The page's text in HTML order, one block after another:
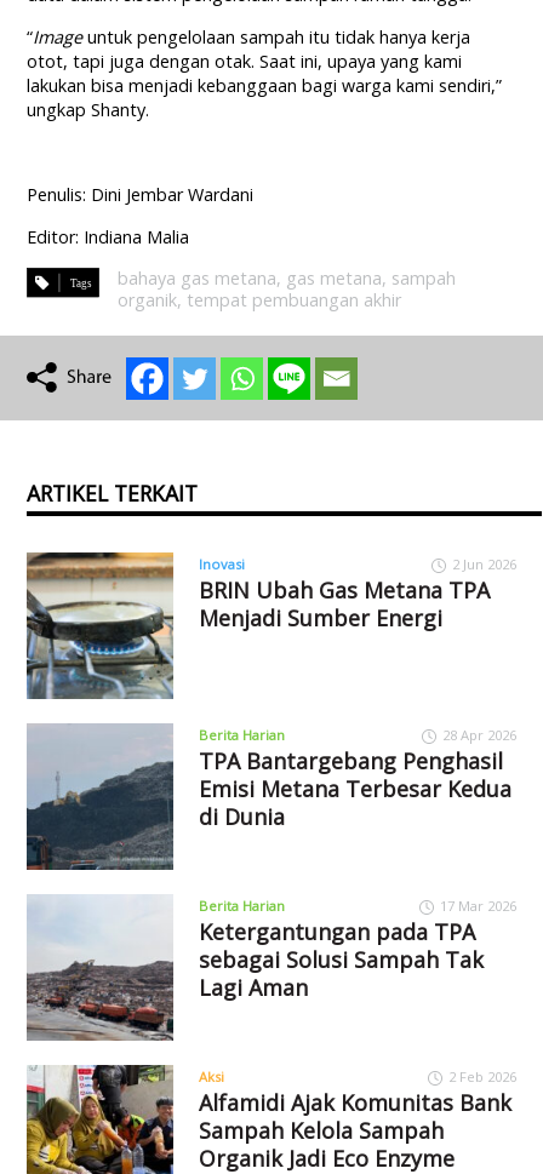
“Imageuntuk pengelolaan sampah itu tidak hanya kerja
otot, tapi juga dengan otak. Saat ini, upaya yang kami
lakukan bisa menjadi kebanggaan bagi warga kami sendiri,”
ungkap Shanty.
Penulis: Dini Jembar Wardani
Editor: Indiana Malia
bahaya gas metana, gas metana, sampah
organik, tempat pembuangan akhir
ARTIKEL TERKAIT
Inovasi 2 Jun 2026
BRIN Ubah Gas Metana TPA
Menjadi Sumber Energi
Berita Harian 28 Apr 2026
TPA Bantargebang Penghasil
Emisi Metana Terbesar Kedua
di Dunia
Berita Harian 17 Mar 2026
Ketergantungan pada TPA
sebagai Solusi Sampah Tak
Lagi Aman
Aksi 2 Feb 2026
Alfamidi Ajak Komunitas Bank
Sampah Kelola Sampah
Organik Jadi Eco Enzyme